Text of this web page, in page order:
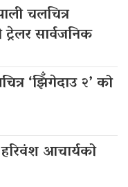
चलचित्र
सार्वजनिक
‘झिँगेदाउ २’ को
आचार्यको